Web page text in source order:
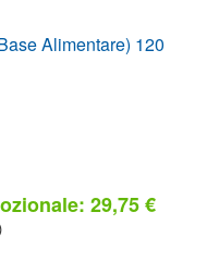
Alimentare) 120
29,75 €